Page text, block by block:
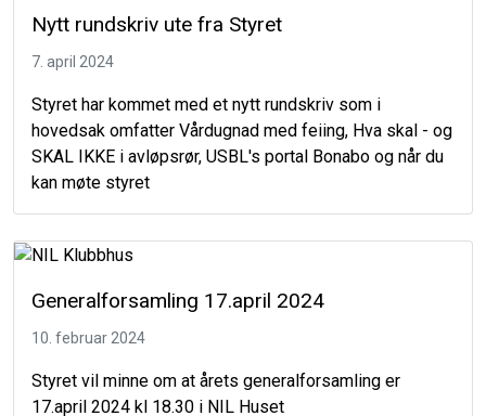
Nytt rundskriv ute fra Styret
7. april 2024
Styret har kommet med et nytt rundskriv som i
hovedsak omfatter Vårdugnad med feiing, Hva skal - og
SKAL IKKE i avløpsrør, USBL's portal Bonabo og når du
kan møte styret
Generalforsamling 17.april 2024
10. februar 2024
Styret vil minne om at årets generalforsamling er
17.april 2024 kl 18.30 i NIL Huset